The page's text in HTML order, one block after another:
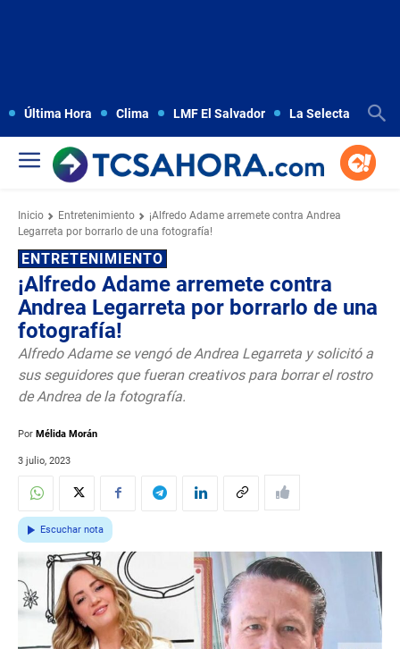
Última Hora Clima LMF El Salvador La Selecta
Inicio Entretenimiento
¡Alfredo Adame arremete contra Andrea
Legarreta por borrarlo de una fotografía!
ENTRETENIMIENTO
¡Alfredo Adame arremete contra
Andrea Legarreta por borrarlo de una
fotografía!
Alfredo Adame se vengó de Andrea Legarreta y solicitó a
sus seguidores que fueran creativos para borrar el rostro
de Andrea de la fotografía.
Por Mélida Morán
3 julio, 2023
Escuchar nota